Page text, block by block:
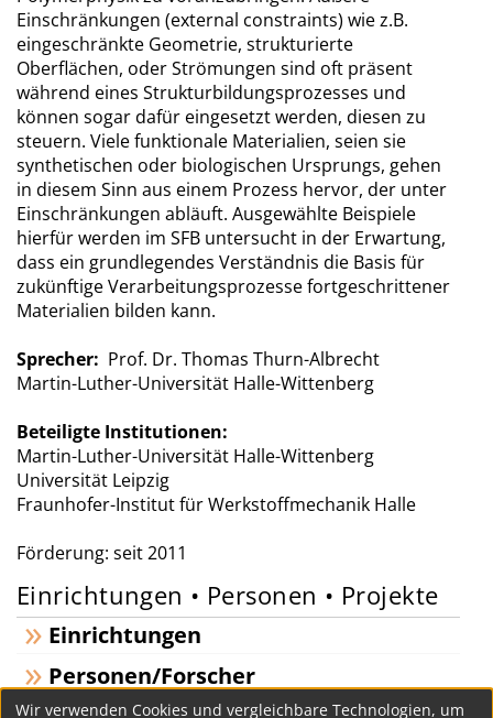
Einschränkungen (external constraints) wie z.B.
eingeschränkte Geometrie, strukturierte
Oberflächen, oder Strömungen sind oft präsent
während eines Strukturbildungsprozesses und
können sogar dafür eingesetzt werden, diesen zu
steuern. Viele funktionale Materialien, seien sie
synthetischen oder biologischen Ursprungs, gehen
in diesem Sinn aus einem Prozess hervor, der unter
Einschränkungen abläuft. Ausgewählte Beispiele
hierfür werden im SFB untersucht in der Erwartung,
dass ein grundlegendes Verständnis die Basis für
zukünftige Verarbeitungsprozesse fortgeschrittener
Materialien bilden kann.
Sprecher: Prof. Dr. Thomas Thurn-Albrecht
Martin-Luther-Universität Halle-Wittenberg
Beteiligte Institutionen:
Martin-Luther-Universität Halle-Wittenberg
Universität Leipzig
Fraunhofer-Institut für Werkstoffmechanik Halle
Förderung: seit 2011
Einrichtungen • Personen • Projekte
Einrichtungen
Personen/Forscher
Wir verwenden Cookies und vergleichbare Technologien, um